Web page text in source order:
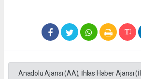
Anadolu Ajansı (AA), İhlas Haber Ajansı